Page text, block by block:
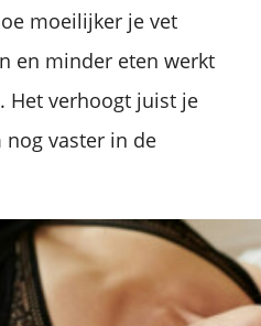
moeilijker je vet
en minder eten werkt
Het verhoogt juist je
nog vaster in de